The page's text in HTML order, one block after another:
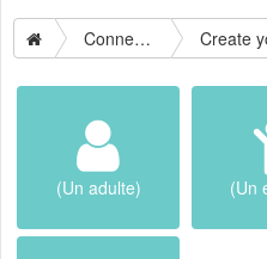
Connection Create
(Un adulte) (Un